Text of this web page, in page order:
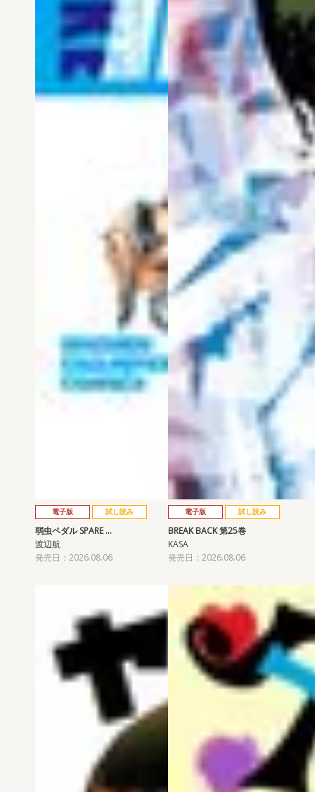
電子版 試し読み
弱虫ペダル SPARE …
渡辺航
発売日：2026.08.06
電子版 試し読み
BREAK BACK 第25巻
KASA
発売日：2026.08.06